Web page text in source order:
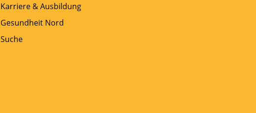
Karriere & Ausbildung
Gesundheit Nord
Suche